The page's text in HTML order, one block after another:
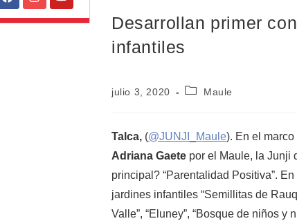
Desarrollan primer
infantiles
julio 3, 2020 Maule
Talca, (@JUNJI_Maule). En el marco
Adriana Gaete por el Maule, la Junji
principal? “Parentalidad Positiva”.
jardines infantiles “Semillitas de
Valle”, “Eluney”, “Bosque de niños y